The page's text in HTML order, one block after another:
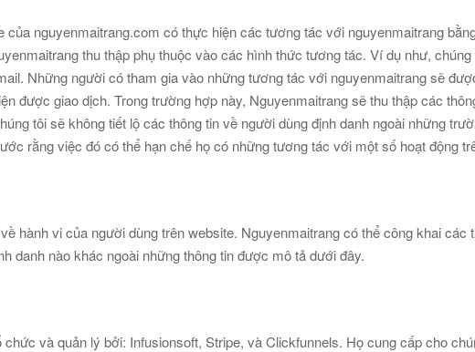
nguyenmaitrang.com có thực hiện các tương tác với nguyenmaitrang
thu thập phụ thuộc vào các hình thức tương tác. Ví dụ như,
Những người có tham gia vào những tương tác với nguyenmaitrang sẽ
được giao dịch. Trong trường hợp này, Nguyenmaitrang sẽ thu thập các
tôi sẽ không tiết lộ các thông tin về người dùng định danh ngoài những
rằng việc đó có thể hạn chế họ có những tương tác với một số hoạt động
hành vi của người dùng trên website. Nguyenmaitrang có thể công khai
danh nào khác ngoài những thông tin được mô tả dưới đây.
và quản lý bởi: Infusionsoft, Stripe, và Clickfunnels. Họ cung cấp cho